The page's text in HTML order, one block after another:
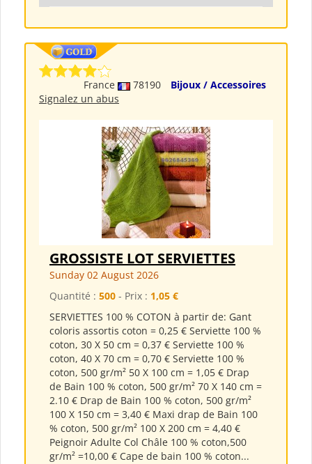
France 78190
Bijoux / Accessoires
Signalez un abus
GROSSISTE LOT SERVIETTES
Sunday 02 August 2026
Quantité : 500 - Prix : 1,05 €
SERVIETTES 100 % COTON à partir de: Gant
coloris assortis coton = 0,25 € Serviette 100 %
coton, 30 X 50 cm = 0,37 € Serviette 100 %
coton, 40 X 70 cm = 0,70 € Serviette 100 %
coton, 500 gr/m² 50 X 100 cm = 1,05 € Drap
de Bain 100 % coton, 500 gr/m² 70 X 140 cm =
2.10 € Drap de Bain 100 % coton, 500 gr/m²
100 X 150 cm = 3,40 € Maxi drap de Bain 100
% coton, 500 gr/m² 100 X 200 cm = 4,40 €
Peignoir Adulte Col Châle 100 % coton,500
gr/m² =10,00 € Cape de bain 100 % coton...